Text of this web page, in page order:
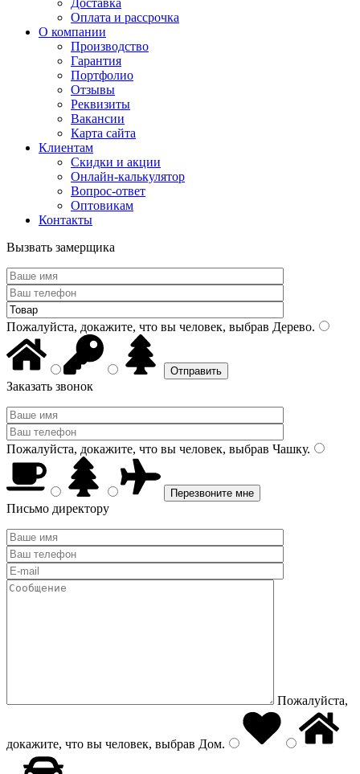
Доставка
Оплата и рассрочка
О компании
Производство
Гарантия
Портфолио
Отзывы
Реквизиты
Вакансии
Карта сайта
Клиентам
Скидки и акции
Онлайн-калькулятор
Вопрос-ответ
Оптовикам
Контакты
Вызвать замерщика
Пожалуйста, докажите, что вы человек, выбрав Дерево.
Заказать звонок
Пожалуйста, докажите, что вы человек, выбрав Чашку.
Письмо директору
Пожалуйста,
докажите, что вы человек, выбрав Дом.